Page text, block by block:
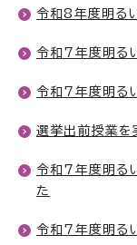
令和8年度明る
令和7年度明る
令和7年度明る
選挙出前授業を
令和7年度明る
た
令和7年度明る